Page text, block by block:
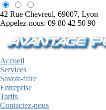
42 Rue Chevreul, 69007, Lyon
Appelez-nous: 09 80 42 50 90
Accueil
Services
Savoir-faire
Entreprise
Tarifs
Contactez-nous